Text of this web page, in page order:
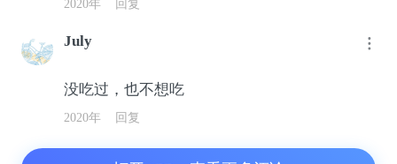
2020年 回复
July
没吃过，也不想吃
2020年 回复